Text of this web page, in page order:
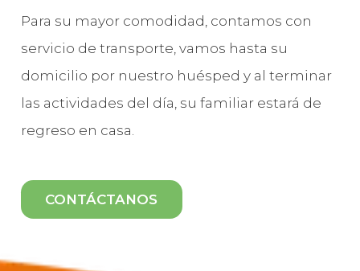
Para su mayor comodidad, contamos con
servicio de transporte, vamos hasta su
domicilio por nuestro huésped y al terminar
las actividades del día, su familiar estará de
regreso en casa.
CONTÁCTANOS